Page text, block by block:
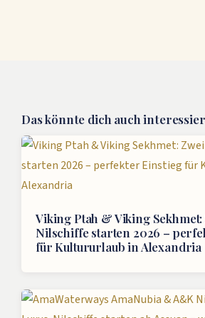
Das könnte dich auch
Viking Ptah & Viking Sekhmet:
Nilschiffe starten 2026 –
für Kultururlaub in Alexandria